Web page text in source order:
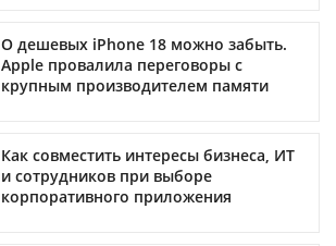
О дешевых iPhone 18 можно забыть.
Apple провалила переговоры с
крупным производителем памяти
Как совместить интересы бизнеса, ИТ
и сотрудников при выборе
корпоративного приложения